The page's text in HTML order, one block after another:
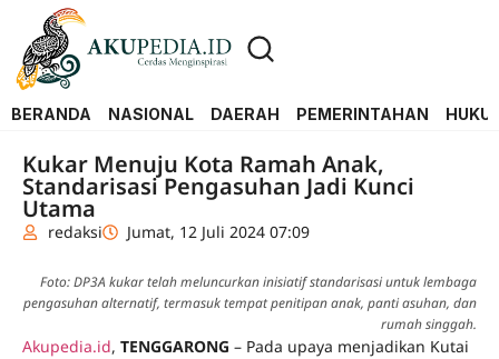
BERANDA NASIONAL DAERAH PEMERINTAHAN
Kukar Menuju Kota Ramah Anak,
Standarisasi Pengasuhan Jadi Kunci
Utama
redaksi Jumat, 12 Juli 2024 07:09
Foto: DP3A kukar telah meluncurkan inisiatif standarisasi untuk lembaga
pengasuhan alternatif, termasuk tempat penitipan anak, panti asuhan, dan
rumah singgah.
Akupedia.id, TENGGARONG – Pada upaya menjadikan Kutai